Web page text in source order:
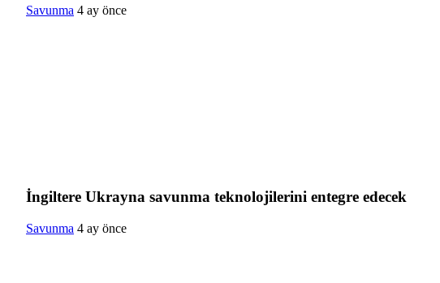
Savunma 4 ay önce
İngiltere Ukrayna savunma teknolojilerini entegre edecek
Savunma 4 ay önce